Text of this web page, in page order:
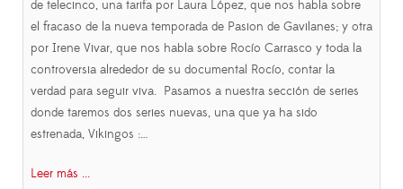
de telecinco, una tarifa por Laura López, que nos habla sobre
el fracaso de la nueva temporada de Pasion de Gavilanes; y otra
por Irene Vivar, que nos habla sobre Rocío Carrasco y toda la
controversia alrededor de su documental Rocío, contar la
verdad para seguir viva. Pasamos a nuestra sección de series
donde taremos dos series nuevas, una que ya ha sido
estrenada, Vikingos :…
Leer más ...